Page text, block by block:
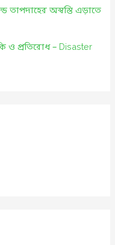
তাপদাহের অস্বস্তি এড়াতে
ও প্রতিরোধ – Disaster